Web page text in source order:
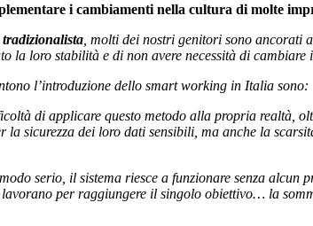
i cambiamenti nella cultura di molte
tradizionalista , molti dei nostri genitori sono
la loro stabilità e di non avere necessità di cambiare
l’introduzione dello smart working in Italia sono:
di applicare questo metodo alla propria realtà,
la sicurezza dei loro dati sensibili, ma anche la
serio, il sistema riesce a funzionare senza alcun
lavorano per raggiungere il singolo obiettivo… la